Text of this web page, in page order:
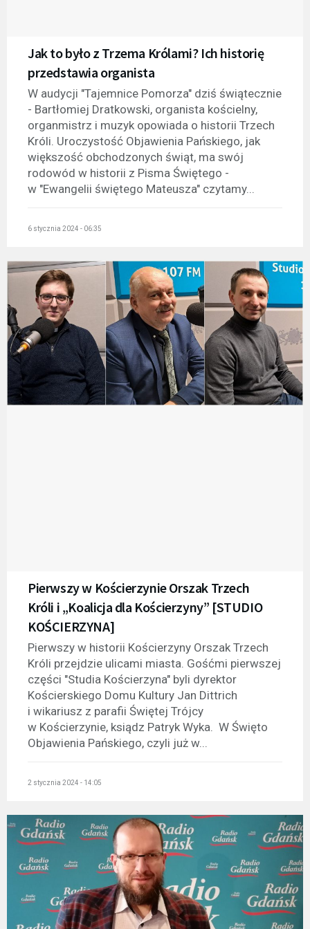
Jak to było z Trzema Królami? Ich historię
przedstawia organista
W audycji "Tajemnice Pomorza" dziś świątecznie
- Bartłomiej Dratkowski, organista kościelny,
organmistrz i muzyk opowiada o historii Trzech
Króli. Uroczystość Objawienia Pańskiego, jak
większość obchodzonych świąt, ma swój
rodowód w historii z Pisma Świętego -
w "Ewangelii świętego Mateusza" czytamy...
6 stycznia 2024 - 06:35
Pierwszy w Kościerzynie Orszak Trzech
Króli i „Koalicja dla Kościerzyny” [STUDIO
KOŚCIERZYNA]
Pierwszy w historii Kościerzyny Orszak Trzech
Króli przejdzie ulicami miasta. Gośćmi pierwszej
części "Studia Kościerzyna" byli dyrektor
Kościerskiego Domu Kultury Jan Dittrich
i wikariusz z parafii Świętej Trójcy
w Kościerzynie, ksiądz Patryk Wyka. W Święto
Objawienia Pańskiego, czyli już w...
2 stycznia 2024 - 14:05